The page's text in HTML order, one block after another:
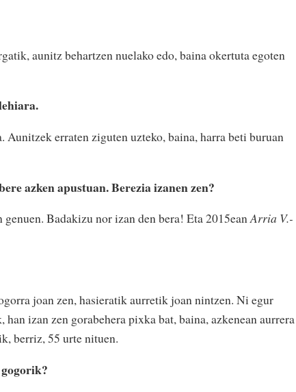
aunitz behartzen nuelako edo, baina okertuta egoten
Aunitzek erraten ziguten uzteko, baina, harra beti buruan
azken apustuan. Berezia izanen zen?
Badakizu nor izan den bera! Eta 2015eanArria V.-
joan zen, hasieratik aurretik joan nintzen. Ni egur
izan zen gorabehera pixka bat, baina, azkenean aurrera
berriz, 55 urte nituen.